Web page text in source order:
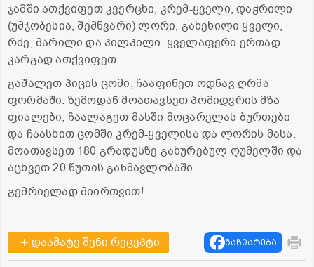
ჯამში ათქვიფეთ კვერცხი, კრემ-ყველი, დაჭრილი
(უმჯობესია, შემწვარი) ლორი, გახეხილი ყველი,
რძე, მარილი და პილპილი. ყველაფერი ერთად
კარგად ათქვიფეთ.
გაშალეთ პიცის ცომი, ჩააფინეთ ოდნავ ღრმა
ფორმაში. ზემოდან მოათავსეთ პომიდვრის მზა
ფიალები, ჩაალაგეთ მასში მოცარელას ბურთები
და ჩაასხით ცომში კრემ-ყველისა და ლორის მასა.
მოათავსეთ 180 გრადუსზე გახურებულ ღუმელში და
აცხვეთ 20 წუთის განმავლობაში.
გემრიელად მიირთვით!
დაამატე შენი რეცეპტი გაზიარება